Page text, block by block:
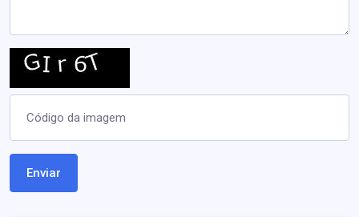
Código da imagem
Enviar